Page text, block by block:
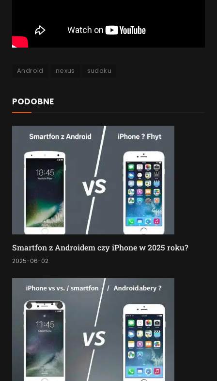
Android nexus sudoku
PODOBNE
Smartfon z Androidem czy iPhone w 2025 roku?
2025-06-02